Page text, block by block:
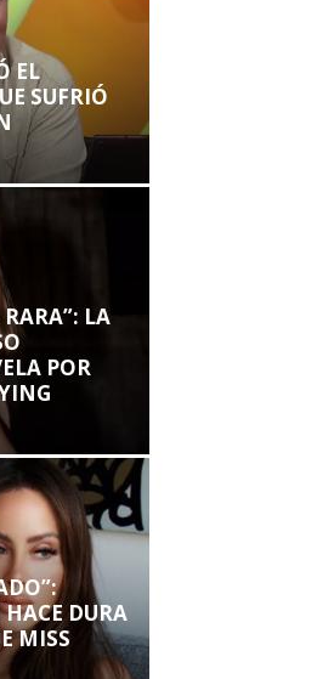
EL
SUFRIÓ
LA
POR
DURA
MISS